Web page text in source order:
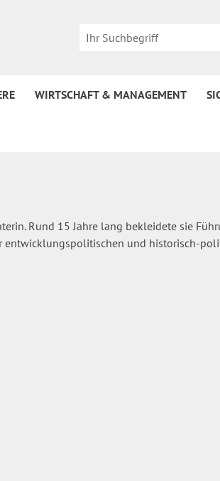
WIRTSCHAFT & MANAGEMENT
Rund 15 Jahre lang bekleidete sie
und historisch-